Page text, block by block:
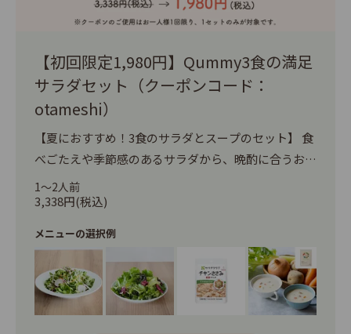
【初回限定1,980円】Qummy3食の満足
サラダセット（クーポンコード：
otameshi）
【夏におすすめ！3食のサラダとスープのセット】 食
べごたえや季節感のあるサラダから、晩酌に合うおつ
まみサラダ、こだわりのスープまで楽しめる特別なセ
ットです。Qummyで野菜がある生活を始めてみませ
Qummy負担】 ご購入時にクーポンコードを入力いた
だくと、 ★3,338円（税込）→1,980円（税込） ★送
料880円→0円（Qummy負担） になります。 （クー
ポンコード：otameshi） ●クーポンコードのご使用
1～2人前
3,338円(税込)
メニューの選択例